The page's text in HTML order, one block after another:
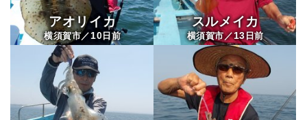
アオリイカ
横須賀市／ 10日前
スルメイカ
横須賀市／13日前